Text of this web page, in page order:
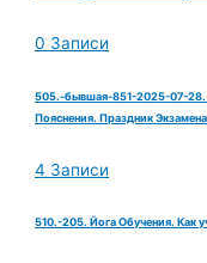
0 Записи
505.-бывшая-851-2025-07-28.
Пояснения. Праздник
4 Записи
510.-205. Йога Обучения. Как